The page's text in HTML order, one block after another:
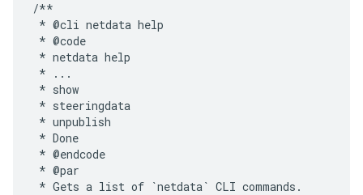
/**
* @cli netdata help
* @code
* netdata help
* ...
* show
* steeringdata
* unpublish
* Done
* @endcode
* @par
* Gets a list of `netdata` CLI commands.